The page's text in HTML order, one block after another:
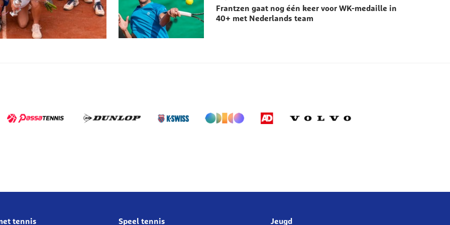
Frantzen gaat nog één keer voor WK-medaille in
40+ met Nederlands team
tennis Speel tennis Jeugd